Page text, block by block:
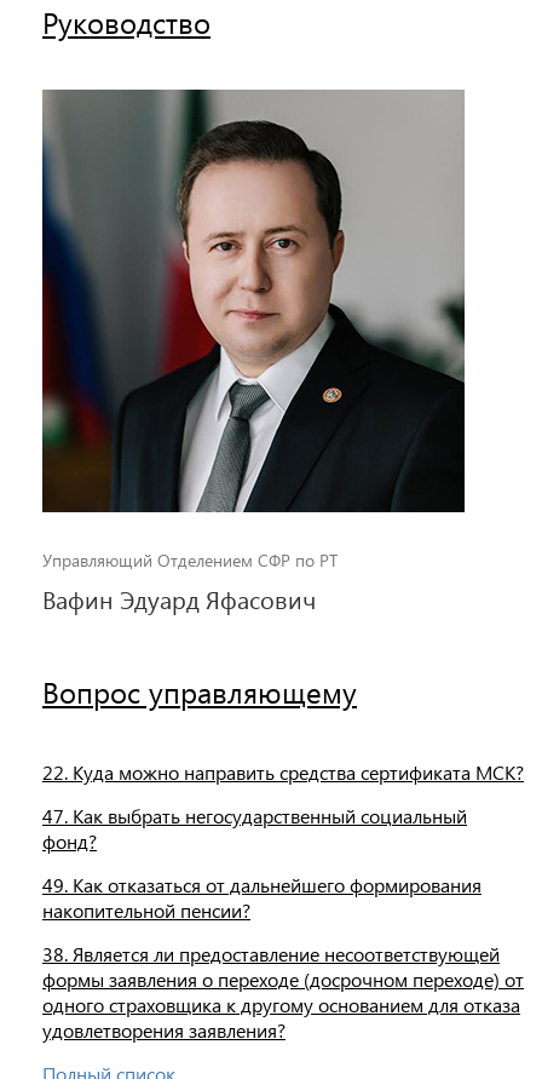
Руководство
Управляющий Отделением СФР по РТ
Вафин Эдуард Яфасович
Вопрос управляющему
22. Куда можно направить средства сертификата МСК?
47. Как выбрать негосударственный социальный
фонд?
49. Как отказаться от дальнейшего формирования
накопительной пенсии?
38. Является ли предоставление несоответствующей
формы заявления о переходе (досрочном переходе) от
одного страховщика к другому основанием для отказа
удовлетворения заявления?
Полный список